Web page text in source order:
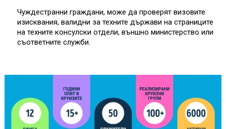
Чуждестранни граждани, може да проверят визовите
изисквания, валидни за техните държави на страниците
на техните консулски отдели, външно министерство или
съответните служби.